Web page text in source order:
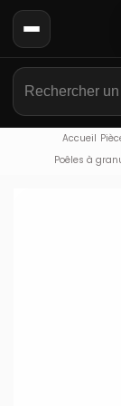
Accueil
Poêles à